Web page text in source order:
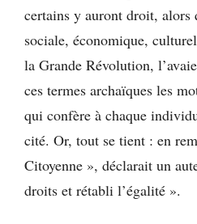
certains y auront droit, alors
sociale, économique,
la Grande Révolution,
ces termes archaïques les
qui confère à chaque
cité. Or, tout se tient : en
Citoyenne », déclarait un
droits et rétabli l’égalité ».